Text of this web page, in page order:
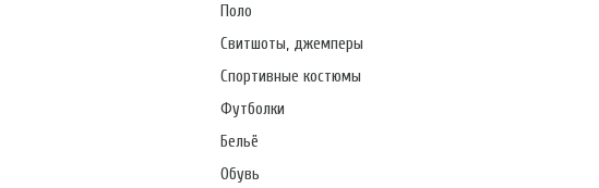
Поло
Свитшоты, джемперы
Спортивные костюмы
Футболки
Бельё
Обувь